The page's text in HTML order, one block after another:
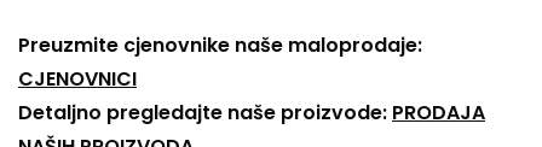
Preuzmite cjenovnike naše maloprodaje:
CJENOVNICI
Detaljno pregledajte naše proizvode: PRODAJA